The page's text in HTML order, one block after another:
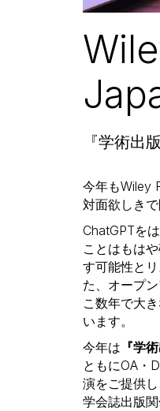
『学術出
今年もWiley
対面欲しきで
ChatGPTを
ことはもは
す可能性と
た、オープ
こ数年で大
います。
今年は 『学
ともにOA・
演をご提供
学会誌出版